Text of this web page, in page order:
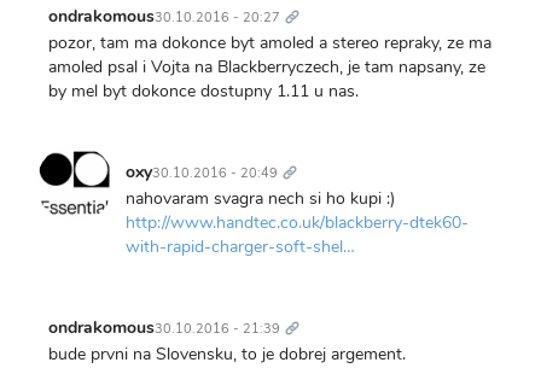
ondrakomous30.10.2016 - 20:27 odkaz
pozor, tam ma dokonce byt amoled a stereo repraky, ze ma
amoled psal i Vojta na Blackberryczech, je tam napsany, ze
by mel byt dokonce dostupny 1.11 u nas.
oxy30.10.2016 - 20:49 odkaz
nahovaram svagra nech si ho kupi :)
http://www.handtec.co.uk/blackberry-dtek60-
with-rapid-charger-soft-shel…
ondrakomous30.10.2016 - 21:39 odkaz
bude prvni na Slovensku, to je dobrej argement.